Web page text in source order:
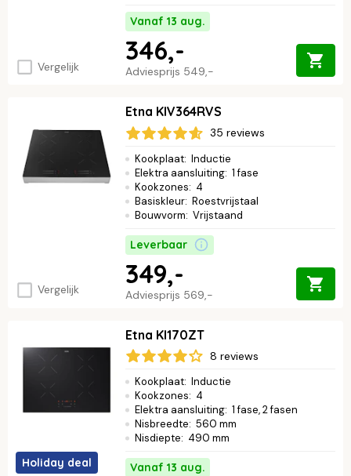
Vergelijk
Vanaf 13 aug.
Adviesprijs 549,-
346,-
Vergelijk
Etna KIV364RVS
35 reviews
Kookplaat: Inductie
Elektra aansluiting: 1 fase
Kookzones: 4
Basiskleur: Roestvrijstaal
Bouwvorm: Vrijstaand
Leverbaar
Adviesprijs 569,-
349,-
Holiday deal
Etna KI170ZT
8 reviews
Kookplaat: Inductie
Kookzones: 4
Elektra aansluiting: 1 fase, 2 fasen
Nisbreedte: 560 mm
Nisdiepte: 490 mm
Vanaf 13 aug.